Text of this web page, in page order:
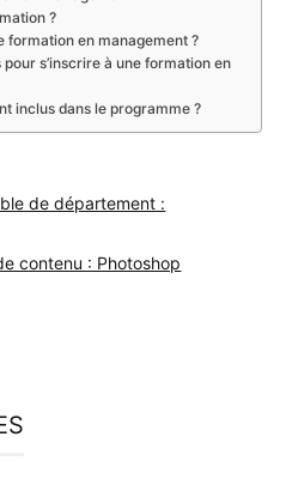
?
formation en management ?
s’inscrire à une formation en
inclus dans le programme ?
de département :
contenu : Photoshop